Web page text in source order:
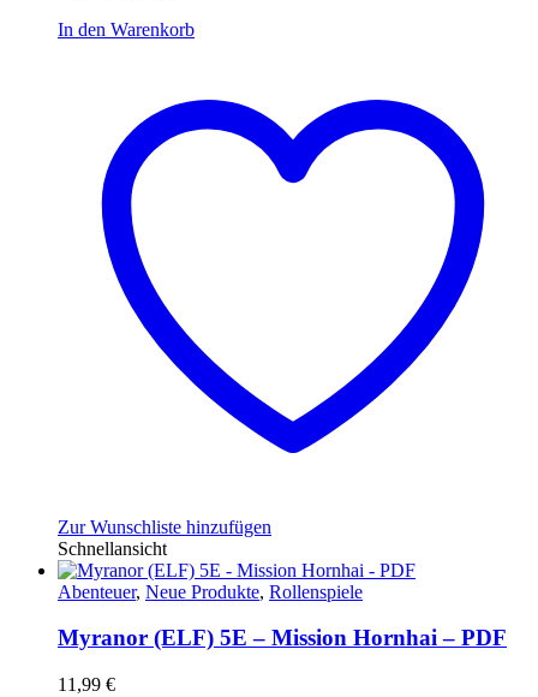
In den Warenkorb
Zur Wunschliste hinzufügen
Schnellansicht
Abenteuer, Neue Produkte, Rollenspiele
Myranor (ELF) 5E – Mission Hornhai – PDF
11,99 €